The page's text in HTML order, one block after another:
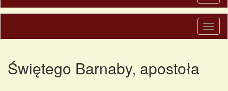
Świętego Barnaby, apostoła